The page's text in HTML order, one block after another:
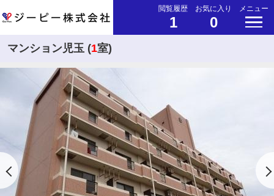
閲覧履歴
1
お気に入り
0
メニュー
マンション児玉 (1室)